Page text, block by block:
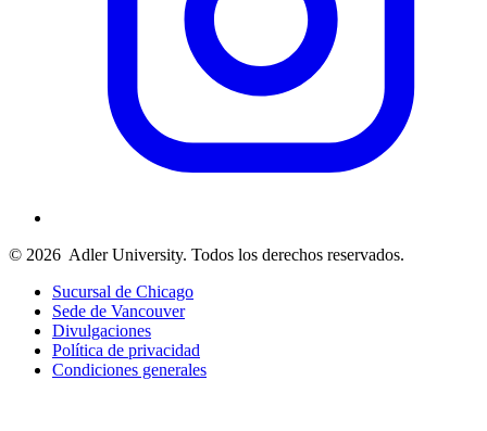
© 2026 Adler University. Todos los derechos reservados.
Sucursal de Chicago
Sede de Vancouver
Divulgaciones
Política de privacidad
Condiciones generales